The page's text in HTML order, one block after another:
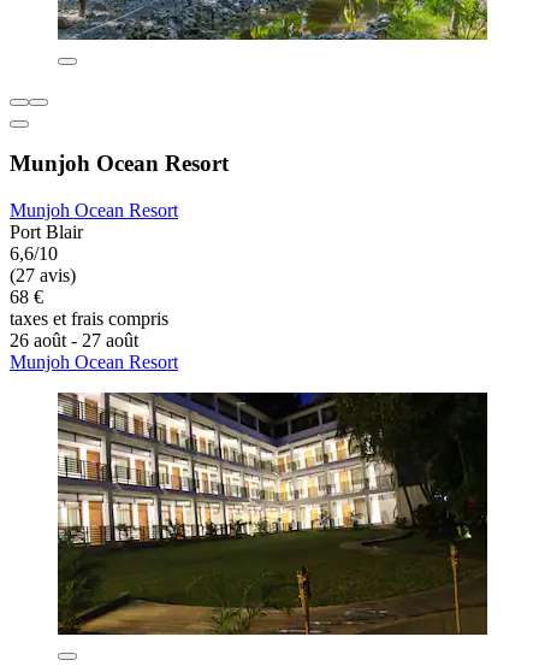
Munjoh Ocean Resort
Munjoh Ocean Resort
Port Blair
6,6/10
(27 avis)
68 €
taxes et frais compris
26 août - 27 août
Munjoh Ocean Resort